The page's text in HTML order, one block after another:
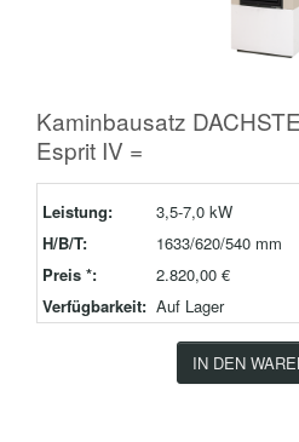
Kaminbausatz
Esprit IV =
Leistung:
3,5-7,0 kW
H/B/T:
1633/620/540 mm
Preis *:
2.820,00 €
Verfügbarkeit: Auf Lager
IN DEN